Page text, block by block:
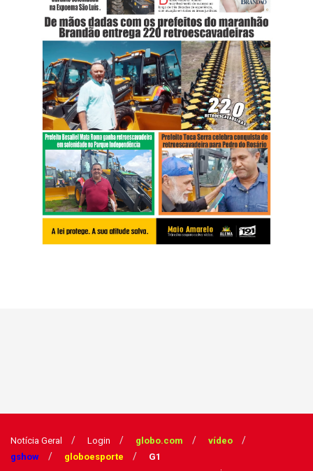
Notícia Geral Login globo.com
vídeo
gshow
globoesporte G1